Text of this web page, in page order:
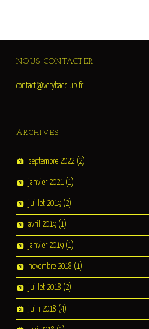
FOOTER SIDEBAR
NOUS CONTACTER
contact@verybadclub.fr
ARCHIVES
septembre 2022(2)
janvier 2021(1)
juillet 2019(2)
avril 2019(1)
janvier 2019(1)
novembre 2018 (1)
juillet 2018 (2)
juin 2018 (4)